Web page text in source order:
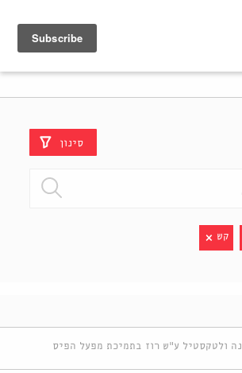
סינון
קש
ולטקסטיל ע"ש רוז בתמיכת מפעל הפיס